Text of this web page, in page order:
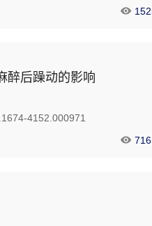
醉后躁动的影响
4152.000971
716